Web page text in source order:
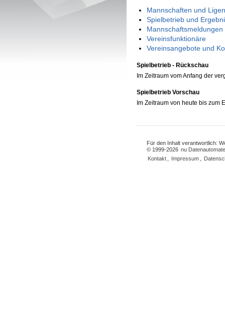
Mannschaften und
Spielbetrieb und
Vereinsfunktionäre
Vereinsangebote und
Spielbetrieb - Rückschau
Im Zeitraum vom Anfang der
Spielbetrieb Vorschau
Im Zeitraum von heute bis zum
Für den Inhalt verantwortlich:
© 1999-2026 nu
Kontakt
Impressum